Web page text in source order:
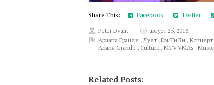
Share This: Facebook Twitter
Peter Dvant
август 25, 2016
Ариана Гранде , Дует , Ем Ти Ви , Концерт
Ariana Grande , Culture , MTV VMAs , Music
Related Posts: